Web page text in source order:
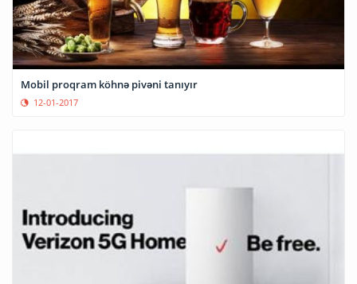
Mobil proqram köhnə pivəni tanıyır
12-01-2017